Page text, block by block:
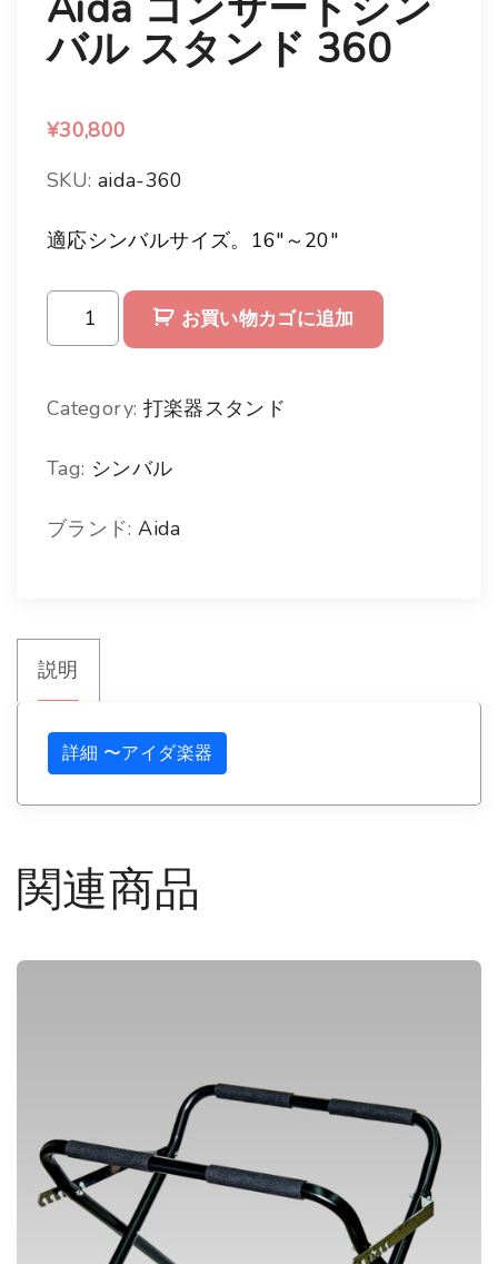
バル スタンド 360
¥30,800
SKU: aida-360
適応シンバルサイズ。16″～20″
i
コ
シ
ン
バ
タ
ン
お買い物カゴに追加
Category: 打楽器スタンド
Tag: シンバル
ブランド:Aida
説明
詳細 〜アイダ楽器
関連商品